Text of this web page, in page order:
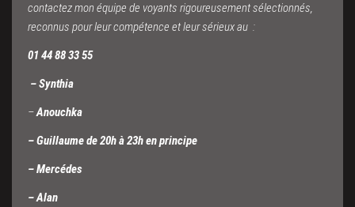
contactez mon équipe de voyants rigoureusement sélectionnés,
reconnus pour leur compétence et leur sérieux au :
01 44 88 33 55
– Synthia
–Anouchka
– Guillaume de 20h à 23h en principe
– Mercédes
– Alan